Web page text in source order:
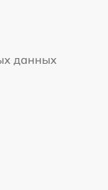
данных